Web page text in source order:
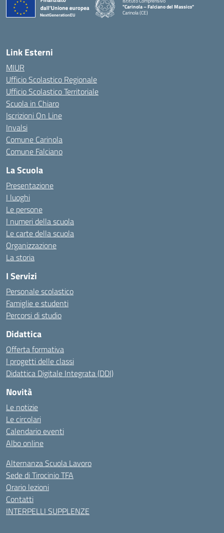
"Carinola – Falciano del Massico"
Carinola (CE)
Link Esterni
MIUR
Ufficio Scolastico Regionale
Ufficio Scolastico Territoriale
Scuola in Chiaro
Iscrizioni On Line
Invalsi
Comune Carinola
Comune Falciano
La Scuola
Presentazione
I luoghi
Le persone
I numeri della scuola
Le carte della scuola
Organizzazione
La storia
I Servizi
Personale scolastico
Famiglie e studenti
Percorsi di studio
Didattica
Offerta formativa
I progetti delle classi
Didattica Digitale Integrata (DDI)
Novità
Le notizie
Le circolari
Calendario eventi
Albo online
Alternanza Scuola Lavoro
Sede di Tirocinio TFA
Orario lezioni
Contatti
INTERPELLI SUPPLENZE